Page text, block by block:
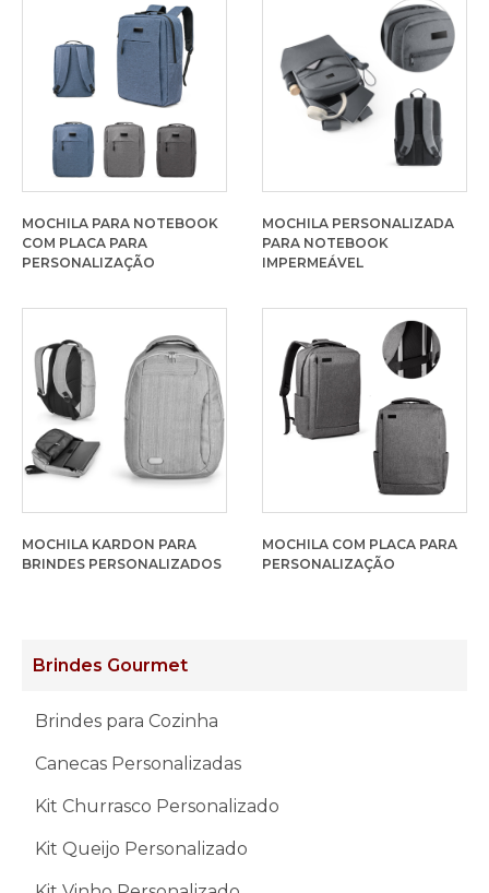
Brindes Gourmet
Brindes para Cozinha
Canecas Personalizadas
Kit Churrasco Personalizado
Kit Queijo Personalizado
MOCHILA PARA NOTEBOOK
COM PLACA PARA
PERSONALIZAÇÃO
MOCHILA PERSONALIZADA
PARA NOTEBOOK
IMPERMEÁVEL
MOCHILA KARDON PARA
BRINDES PERSONALIZADOS
MOCHILA COM PLACA PARA
PERSONALIZAÇÃO